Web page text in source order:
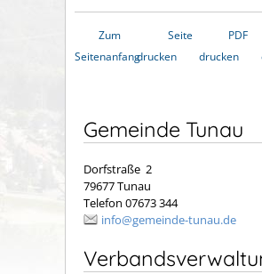
Zum
Seitenanfang
Seite
drucken
PDF
drucken
Gemeinde Tunau
Dorfstraße 2
79677 Tunau
Telefon 07673 344
info@gemeinde-tunau.de